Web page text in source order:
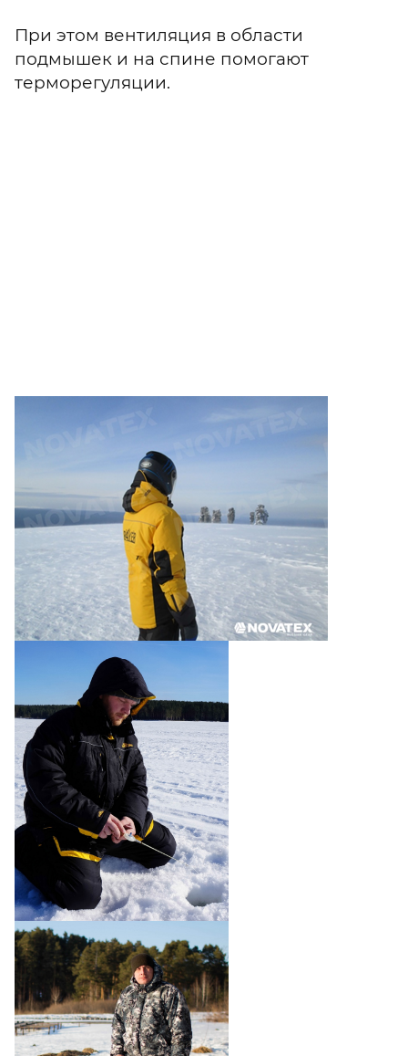
При этом вентиляция в области
подмышек и на спине помогают
терморегуляции.